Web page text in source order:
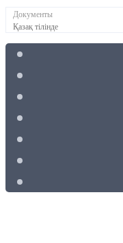
Документы
Қазақ тілінде